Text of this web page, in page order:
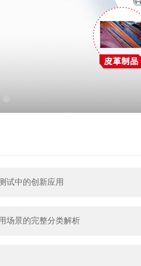
试中的创新应用
场景的完整分类解析